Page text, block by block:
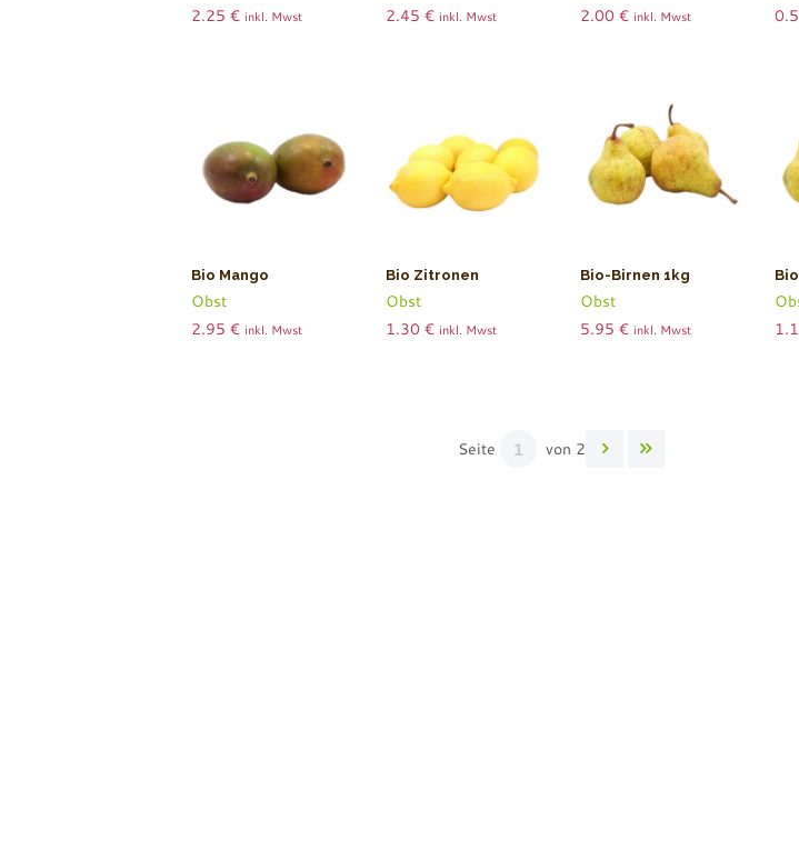
2.25 € inkl. Mwst
2.45 € inkl. Mwst
2.00 € inkl. Mwst
Bio Mango
Obst
2.95 € inkl. Mwst
Bio Zitronen
Obst
1.30 € inkl. Mwst
Bio-Birnen 1kg
Obst
5.95 € inkl. Mwst
Seite von 2